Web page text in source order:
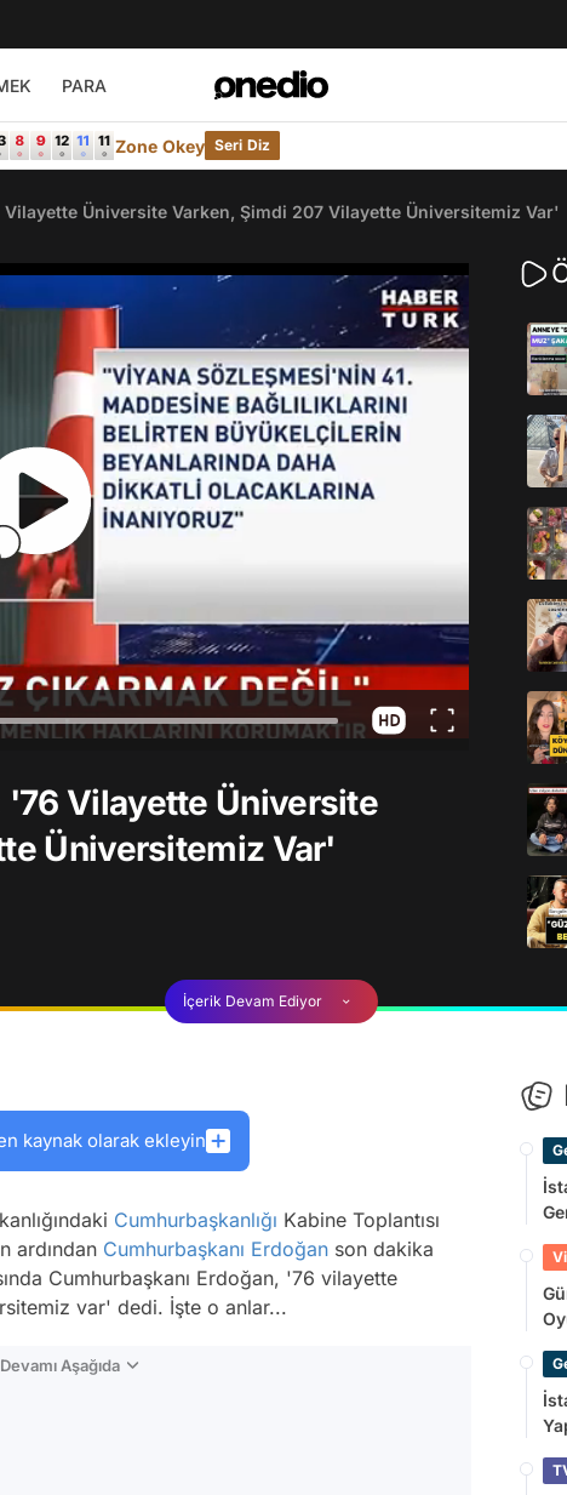
PARA
Zone Okey Seri Diz
Üniversite Varken, Şimdi 207 Vilayette Üniversitemiz Var'
'76 Vilayette Üniversite
Üniversitemiz Var'
İçerik Devam Ediyor
kaynak olarak ekleyin
Cumhurbaşkanlığı Kabine Toplantısı
ardından Cumhurbaşkanı Erdoğan son dakika
Cumhurbaşkanı Erdoğan, '76 vilayette
var' dedi. İşte o anlar...
Aşağıda